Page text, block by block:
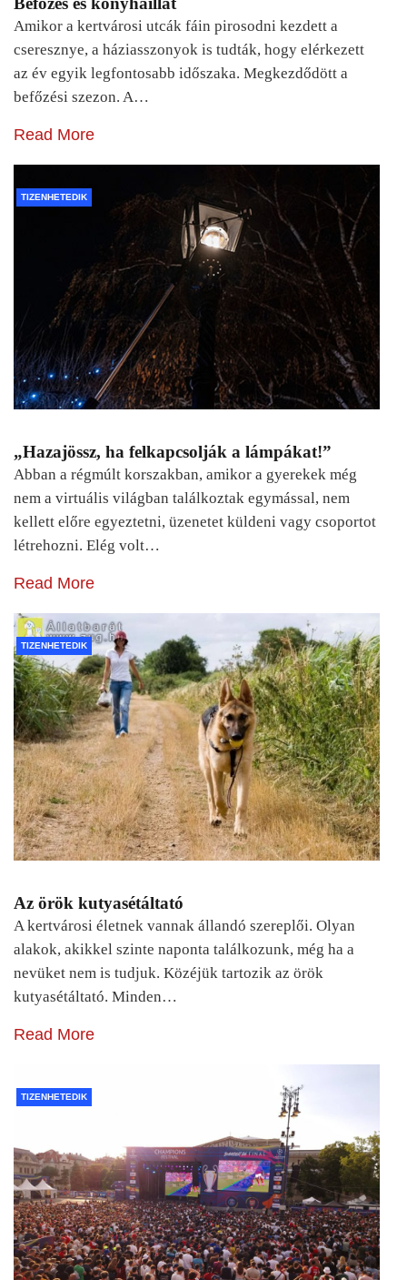
Amikor a kertvárosi utcák fáin pirosodni kezdett a
cseresznye, a háziasszonyok is tudták, hogy elérkezett
az év egyik legfontosabb időszaka. Megkezdődött a
befőzési szezon. A…
Read More
TIZENHETEDIK
„Hazajössz, ha felkapcsolják a lámpákat!”
Abban a régmúlt korszakban, amikor a gyerekek még
nem a virtuális világban találkoztak egymással, nem
kellett előre egyeztetni, üzenetet küldeni vagy csoportot
létrehozni. Elég volt…
Read More
TIZENHETEDIK
Az örök kutyasétáltató
A kertvárosi életnek vannak állandó szereplői. Olyan
alakok, akikkel szinte naponta találkozunk, még ha a
nevüket nem is tudjuk. Közéjük tartozik az örök
kutyasétáltató. Minden…
Read More
TIZENHETEDIK